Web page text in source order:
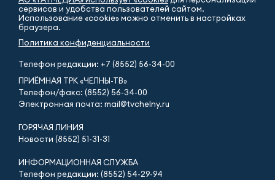
сервисов и удобства пользователей сайтом.
Использование «cookie» можно отменить в настройках
браузера.
Политика конфиденциальности
Телефон редакции: +7 (8552) 56-34-00
ПРИЁМНАЯ ТРК «ЧЕЛНЫ-ТВ»
Телефон/факс: (8552) 56-34-00
Электронная почта: mail@tvchelny.ru
ГОРЯЧАЯ ЛИНИЯ
Новости (8552) 51-31-31
ИНФОРМАЦИОННАЯ СЛУЖБА
Телефон редакции: (8552) 54-29-94